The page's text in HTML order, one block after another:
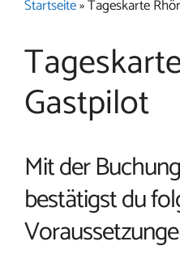
Startseite»Tageskarte
Gastpilot
Mit der
bestätigst du